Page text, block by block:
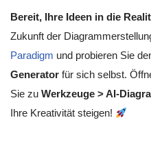
Bereit, Ihre Ideen in die
Zukunft der
Paradigm und probieren Sie
Generator für sich selbst.
Sie zu Werkzeuge > AI-
Ihre Kreativität steigen!